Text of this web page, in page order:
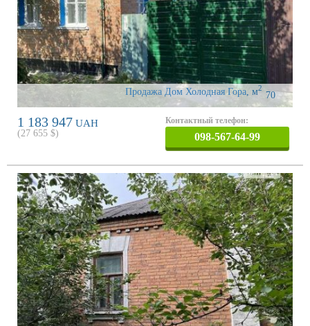
Продажа Дом Холодная Гора 70
м2
1 183 947 UAH
(27 655 $)
Контактный телефон:
098-567-64-99